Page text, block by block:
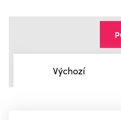
Výchozí